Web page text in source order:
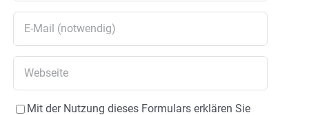
Mit der Nutzung dieses Formulars erklären Sie